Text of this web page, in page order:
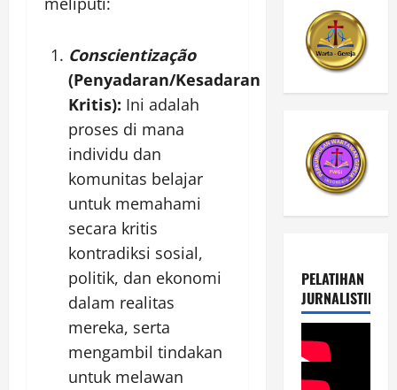
Conscientização
(Penyadaran/Kesadaran
Kritis): Ini adalah
proses di mana
individu dan
komunitas belajar
untuk memahami
secara kritis
kontradiksi sosial,
politik, dan ekonomi
dalam realitas
mereka, serta
mengambil tindakan
untuk melawan
PELATIHAN
JURNALISTIK